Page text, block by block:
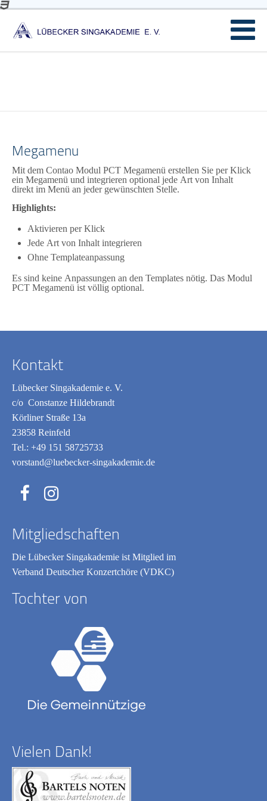
Megamenu
Mit dem Contao Modul PCT Megamenü erstellen Sie per Klick
ein Megamenü und integrieren optional jede Art von Inhalt
direkt im Menü an jeder gewünschten Stelle.
Highlights:
Aktivieren per Klick
Jede Art von Inhalt integrieren
Ohne Templateanpassung
Es sind keine Anpassungen an den Templates nötig. Das Modul
PCT Megamenü ist völlig optional.
Kontakt
Lübecker Singakademie e. V.
c/o Constanze Hildebrandt
Körliner Straße 13a
23858 Reinfeld
Tel.:+49 151 58725733
vorstand@luebecker-singakademie.de
Mitgliedschaften
Die Lübecker Singakademie ist Mitglied im
Verband Deutscher Konzertchöre (VDKC)
Tochter von
Vielen Dank!